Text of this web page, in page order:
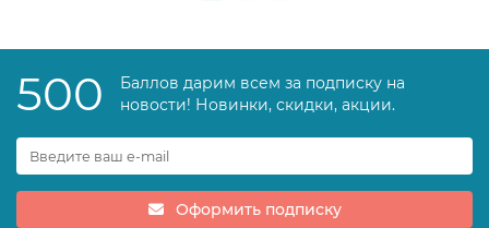
500
Баллов дарим всем за подписку на
новости! Новинки, скидки, акции.
Оформить подписку